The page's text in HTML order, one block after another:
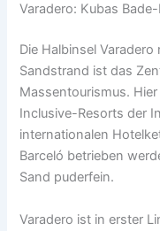
Varadero: Kubas
Die Halbinsel
Sandstrand ist das
Massentourismus.
Inclusive-Resorts der
internationalen
Barceló betrieben
Sand puderfein.
Varadero ist in erster